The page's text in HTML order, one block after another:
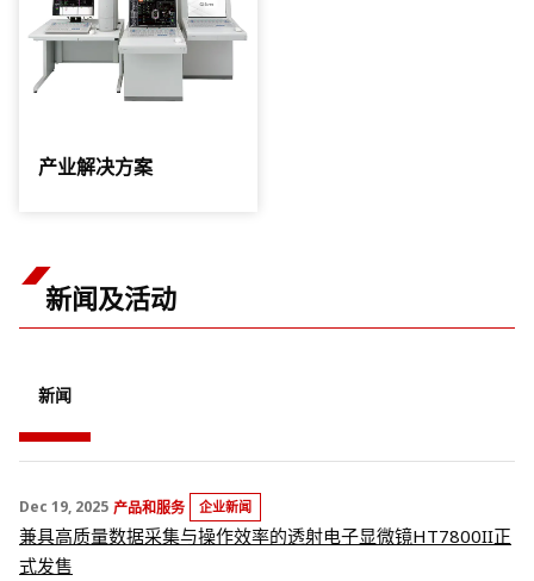
产业解决方案
新闻及活动
新闻
Dec 19, 2025 产品和服务 企业新闻
兼具高质量数据采集与操作效率的透射电子显微镜HT7800II正
式发售